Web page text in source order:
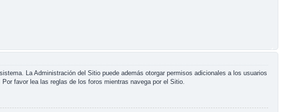
La Administración del Sitio puede además otorgar permisos adicionales a los usuarios
favor lea las reglas de los foros mientras navega por el Sitio.